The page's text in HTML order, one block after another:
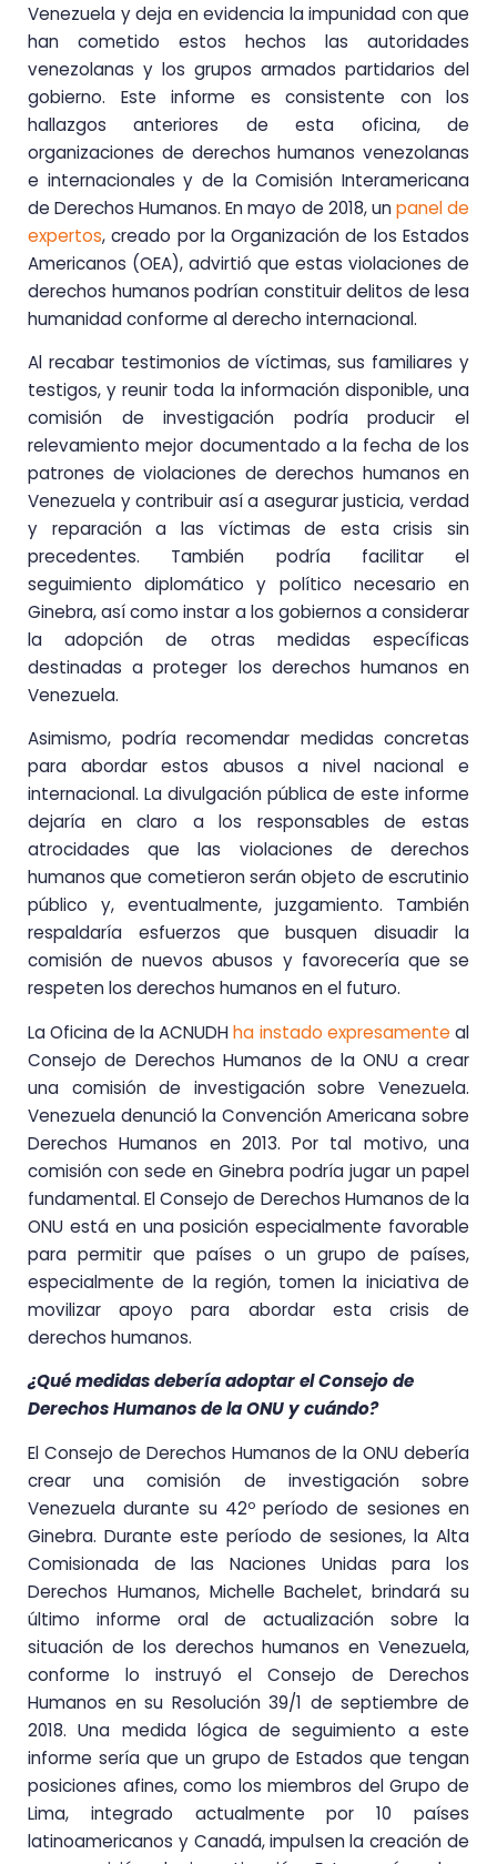
Venezuela y deja en evidencia la impunidad con que
han cometido estos hechos las autoridades
venezolanas y los grupos armados partidarios del
gobierno. Este informe es consistente con los
hallazgos anteriores de esta oficina, de
organizaciones de derechos humanos venezolanas
e internacionales y de la Comisión Interamericana
de Derechos Humanos. En mayo de 2018, unpanel de
expertos, creado por la Organización de los Estados
Americanos (OEA), advirtió que estas violaciones de
derechos humanos podrían constituir delitos de lesa
humanidad conforme al derecho internacional.
Al recabar testimonios de víctimas, sus familiares y
testigos, y reunir toda la información disponible, una
comisión de investigación podría producir el
relevamiento mejor documentado a la fecha de los
patrones de violaciones de derechos humanos en
Venezuela y contribuir así a asegurar justicia, verdad
y reparación a las víctimas de esta crisis sin
precedentes. También podría facilitar el
seguimiento diplomático y político necesario en
Ginebra, así como instar a los gobiernos a considerar
la adopción de otras medidas específicas
destinadas a proteger los derechos humanos en
Venezuela.
Asimismo, podría recomendar medidas concretas
para abordar estos abusos a nivel nacional e
internacional. La divulgación pública de este informe
dejaría en claro a los responsables de estas
atrocidades que las violaciones de derechos
humanos que cometieron serán objeto de escrutinio
público y, eventualmente, juzgamiento. También
respaldaría esfuerzos que busquen disuadir la
comisión de nuevos abusos y favorecería que se
respeten los derechos humanos en el futuro.
La Oficina de la ACNUDHha instado expresamente al
Consejo de Derechos Humanos de la ONU a crear
una comisión de investigación sobre Venezuela.
Venezuela denunció la Convención Americana sobre
Derechos Humanos en 2013. Por tal motivo, una
comisión con sede en Ginebra podría jugar un papel
fundamental. El Consejo de Derechos Humanos de la
ONU está en una posición especialmente favorable
para permitir que países o un grupo de países,
especialmente de la región, tomen la iniciativa de
movilizar apoyo para abordar esta crisis de
derechos humanos.
¿Qué medidas debería adoptar el Consejo de
Derechos Humanos de la ONU y cuándo?
El Consejo de Derechos Humanos de la ONU debería
crear una comisión de investigación sobre
Venezuela durante su 42º período de sesiones en
Ginebra. Durante este período de sesiones, la Alta
Comisionada de las Naciones Unidas para los
Derechos Humanos, Michelle Bachelet, brindará su
último informe oral de actualización sobre la
situación de los derechos humanos en Venezuela,
conforme lo instruyó el Consejo de Derechos
Humanos en su Resolución 39/1 de septiembre de
2018. Una medida lógica de seguimiento a este
informe sería que un grupo de Estados que tengan
posiciones afines, como los miembros del Grupo de
Lima, integrado actualmente por 10 países
latinoamericanos y Canadá, impulsen la creación de